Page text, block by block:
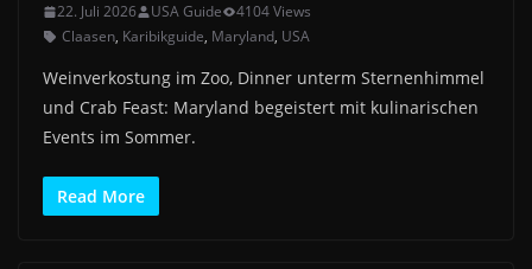
22. Juli 2026 USA Guide
4104 Views
Claasen, Karibikguide, Maryland, USA
Weinverkostung im Zoo, Dinner unterm Sternenhimmel
und Crab Feast: Maryland begeistert mit kulinarischen
Events im Sommer.
Read More